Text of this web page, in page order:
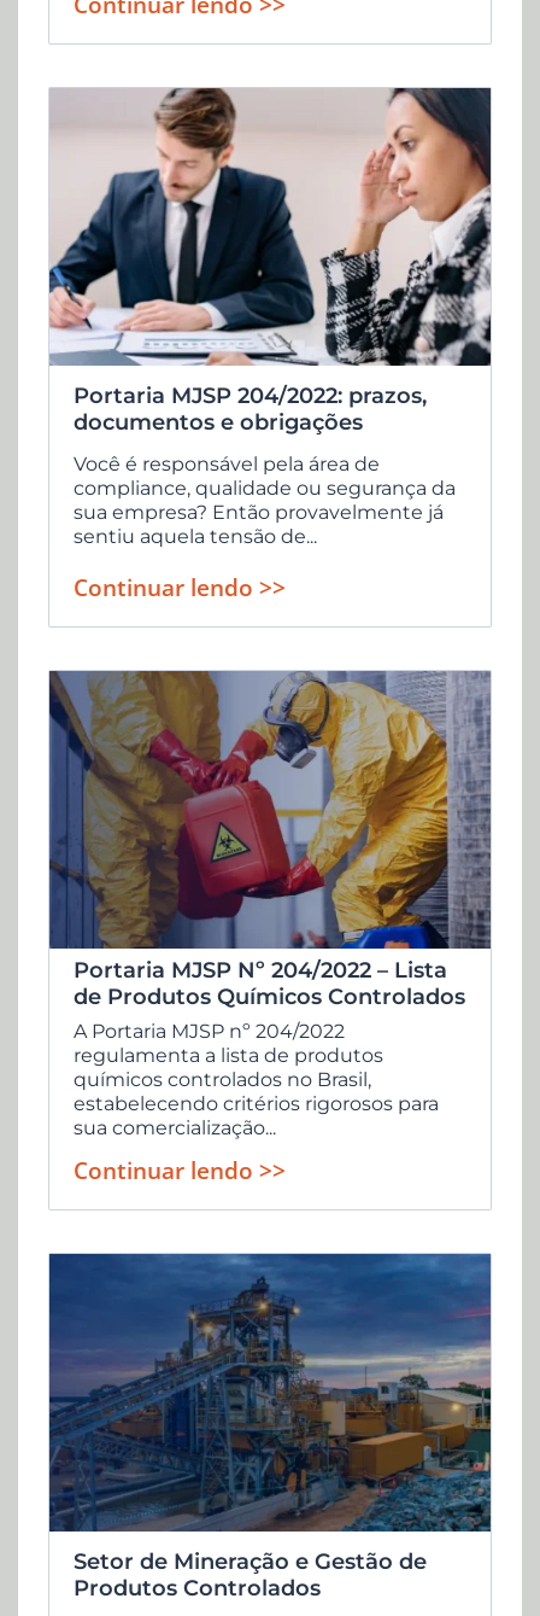
Portaria MJSP 204/2022: prazos,
documentos e obrigações
Você é responsável pela área de
compliance, qualidade ou segurança da
sua empresa? Então provavelmente já
sentiu aquela tensão de...
Continuar lendo >>
Portaria MJSP Nº 204/2022 – Lista
de Produtos Químicos Controlados
A Portaria MJSP nº 204/2022
regulamenta a lista de produtos
químicos controlados no Brasil,
estabelecendo critérios rigorosos para
sua comercialização...
Continuar lendo >>
Setor de Mineração e Gestão de
Produtos Controlados